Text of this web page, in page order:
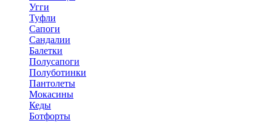
Угги
Туфли
Сапоги
Сандалии
Балетки
Полусапоги
Полуботинки
Пантолеты
Мокасины
Кеды
Ботфорты